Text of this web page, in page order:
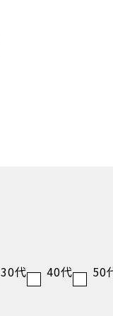
30代 40代 50